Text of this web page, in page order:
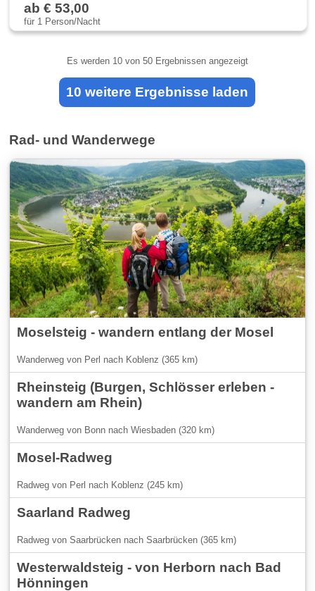
ab € 53,00
für 1 Person/Nacht
Es werden 10von 50 Ergebnissen angezeigt
10 weitere Ergebnisse laden
Rad- und Wanderwege
Moselsteig - wandern entlang der Mosel
Wanderweg von Perl nach Koblenz (365 km)
Rheinsteig (Burgen, Schlösser erleben -
wandern am Rhein)
Wanderweg von Bonn nach Wiesbaden (320 km)
Mosel-Radweg
Radweg von Perl nach Koblenz (245 km)
Saarland Radweg
Radweg von Saarbrücken nach Saarbrücken (365 km)
Westerwaldsteig - von Herborn nach Bad
Hönningen